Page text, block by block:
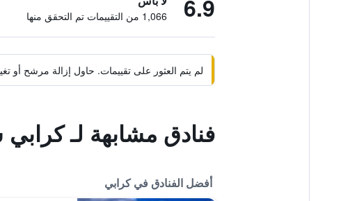
6.9 1,066 من التقييمات تم التحقق منها
لم يتم العثور على تقييمات. حاول إزالة مرشح
فنادق مشابهة لـ
أفضل الفنادق في كرابي